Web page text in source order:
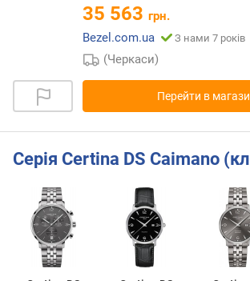
35 563 грн.
Bezel.com.ua
З нами 7 років
(Черкаси)
Перейти в
Серія Certina DS Caimano